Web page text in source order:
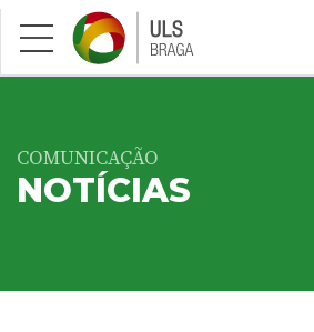
Saltar para conteúdo principal
COMUNICAÇÃO
NOTÍCIAS